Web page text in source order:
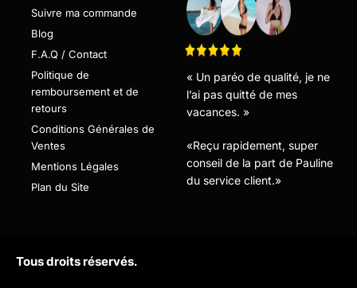
Suivre ma commande
Blog
F.A.Q / Contact
Politique de
remboursement et de
retours
Conditions Générales de
Ventes
Mentions Légales
Plan du Site
« Un paréo de qualité, je ne
l’ai pas quitté de mes
vacances. »
«Reçu rapidement, super
conseil de la part de Pauline
du service client.»
Tous droits réservés.